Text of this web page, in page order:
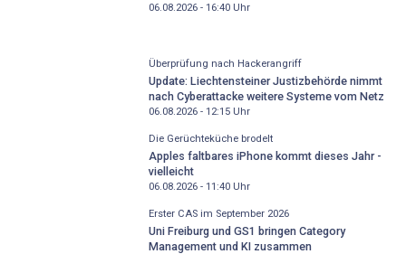
06.08.2026 - 16:40Uhr
Überprüfung nach Hackerangriff
Update: Liechtensteiner Justizbehörde nimmt
nach Cyberattacke weitere Systeme vom Netz
06.08.2026 - 12:15Uhr
Die Gerüchteküche brodelt
Apples faltbares iPhone kommt dieses Jahr -
vielleicht
06.08.2026 - 11:40Uhr
Erster CAS im September 2026
Uni Freiburg und GS1 bringen Category
Management und KI zusammen